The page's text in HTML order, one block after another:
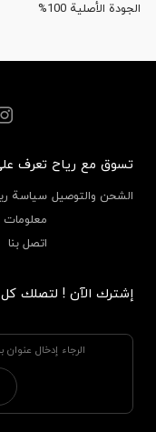
الجودة الأصلية 100%
تسوق مع رياح
الشحن والتوصيل
تعرف
سياسة
معلومات
اتصل بنا
إشترك الآن ! لتصلك